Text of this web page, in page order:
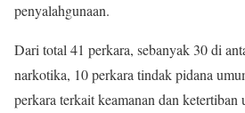
penyalahgunaan.
Dari total 41 perkara, sebanyak 30 di
narkotika, 10 perkara tindak pidana
perkara terkait keamanan dan ketertiban